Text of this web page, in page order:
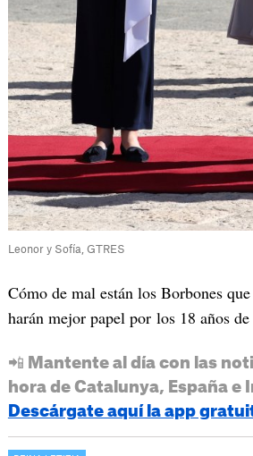
Leonor y Sofía, GTRES
Cómo de mal están los Borbones
harán mejor papel por los 18 años
📲 Mantente al día con las
hora de Catalunya, España e
Descárgate aquí la app